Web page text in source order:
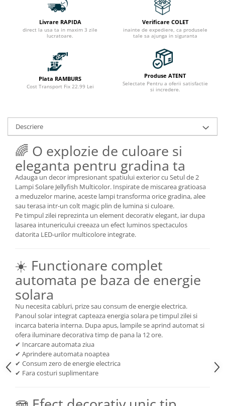
Livrare RAPIDA
direct la usa ta in maxim 3 zile
lucratoare.
Verificare COLET
inainte de expediere, ca produsele
tale sa ajunga in siguranta
Plata RAMBURS
Cost Transport Fix 22.99 Lei
Produse ATENT
Selectate Pentru a oferii satisfactie
si incredere.
Descriere
🌈 O explozie de culoare si
eleganta pentru gradina ta
Adauga un decor impresionant spatiului exterior cu Setul de 2
Lampi Solare Jellyfish Multicolor. Inspirate de miscarea gratioasa
a meduzelor marine, aceste lampi transforma orice gradina, alee
sau terasa intr-un colt magic plin de lumina si culoare.
Pe timpul zilei reprezinta un element decorativ elegant, iar dupa
lasarea intunericului creeaza un efect luminos spectaculos
datorita LED-urilor multicolore integrate.
☀️ Functionare complet
automata pe baza de energie
solara
Nu necesita cabluri, prize sau consum de energie electrica.
Panoul solar integrat capteaza energia solara pe timpul zilei si
incarca bateria interna. Dupa apus, lampile se aprind automat si
ofera iluminare decorativa timp de pana la 12 ore.
✔ Incarcare automata ziua
✔ Aprindere automata noaptea
✔ Consum zero de energie electrica
✔ Fara costuri suplimentare